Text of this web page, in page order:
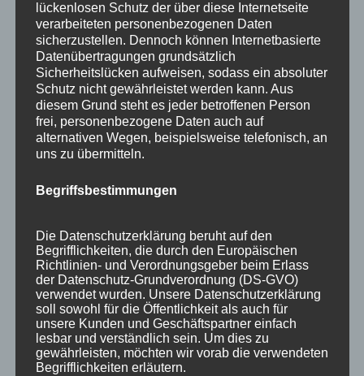
lückenlosen Schutz der über diese Internetseite
verarbeiteten personenbezogenen Daten
sicherzustellen. Dennoch können Internetbasierte
Datenübertragungen grundsätzlich
Sicherheitslücken aufweisen, sodass ein absoluter
Schutz nicht gewährleistet werden kann. Aus
diesem Grund steht es jeder betroffenen Person
frei, personenbezogene Daten auch auf
alternativen Wegen, beispielsweise telefonisch, an
uns zu übermitteln.
Begriffsbestimmungen
Die Datenschutzerklärung beruht auf den
Begrifflichkeiten, die durch den Europäischen
Richtlinien- und Verordnungsgeber beim Erlass
der Datenschutz-Grundverordnung (DS-GVO)
verwendet wurden. Unsere Datenschutzerklärung
soll sowohl für die Öffentlichkeit als auch für
unsere Kunden und Geschäftspartner einfach
lesbar und verständlich sein. Um dies zu
gewährleisten, möchten wir vorab die verwendeten
Begrifflichkeiten erläutern.